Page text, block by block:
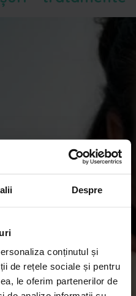
Despre
conținutul și
de rețele sociale și pentru
le oferim partenerilor de